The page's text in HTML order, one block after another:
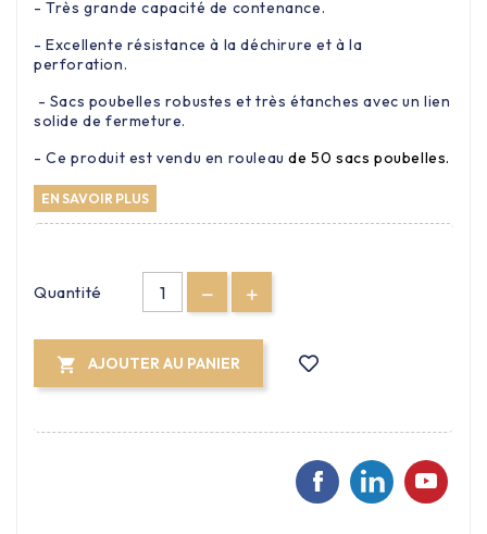
- Très grande capacité de contenance.
- Excellente résistance à la déchirure et à la
perforation.
- Sacs poubelles robustes et très étanches avec un lien
solide de fermeture.
- Ce produit est vendu en rouleaude 50 sacs poubelles.
EN SAVOIR PLUS
Quantité
 AJOUTER AU PANIER